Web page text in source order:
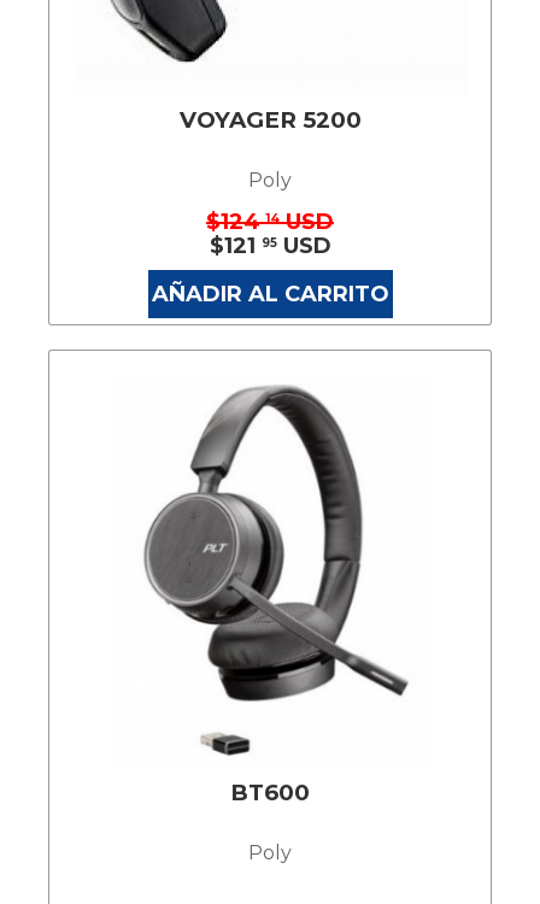
VOYAGER 5200
Poly
$12414USD
$121 95USD
AÑADIR AL CARRITO
BT600
Poly